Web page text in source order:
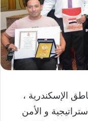
الإسكندرية ،
و الأمن